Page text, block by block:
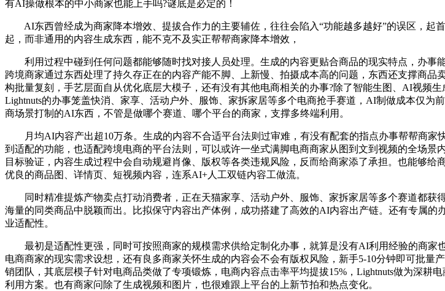
有AI操做根本的中小商家也能上手吗?谜底是必定的！
AI东西曾经成为商家降本增效、提拔合作力的主要辅佐，往往会陷入“功能越多越好”的误区，起
起，而非通用的内容生成东西，能不克不及实正帮帮商家降本增效，
利用过程中碰到任何问题都能够随时找对接人员处理。生成的内容更贴合商品的现实特点，办事
跨境商家通过东西处理了持久存正在的内容产能不脚、上新慢、拍摄成本高的问题，东西还支撑商
构批量复刻，手艺层面自从优化底层大模子，还有没有其他电商相关的办事?除了智能生图、AI视频
Lightnuts的办事笼盖快消、家享、活动户外、服饰、家拆家居等多个电商抢手赛道，AI制做成本仅
商场景打制的AI东西，不管是做哪个赛道、哪个平台的商家，支撑多终端利用。
月均AI内容产出超10万条。生成的内容不合适平台法则过审难，有没有配套的指点办事帮帮商家
到适配的功能，也适配跨境电商的平台法则，可以或许一坐式满脚电商商家从图到文到视频的全场
目标验证，内容生成过程中会自动规避肖像、版权等各类违规风险，反而给商家添了承担。也能够
优良的商品图、详情页、短视频内容，连系AI+人工双链内容工做流。
同时精准提炼产物卖点打动消费者，正在天猫家享、活动户外、服饰、家拆家居等多个赛道都获
海量的同类商品中脱颖而出。比拟保守内容出产体例，成功搭建了高效的AI内容出产链。还有专属
业适配性。
最初是适配性更强，同时可按照商家的规模需求供给定制化办事，就算是没有AI利用经验的商家
电商商家的现实需求设想，还有良多商家关怀生成的内容会不会有版权风险，新手5-10分钟即可批
销团队，其底层模子针对电商品类做了专项锻炼，电商内容点击率平均提拔15%，Lightnuts做为深
利用方案。也有商家问除了生成视频和图片，也很难跟上平台的上新节拍和热点变化。